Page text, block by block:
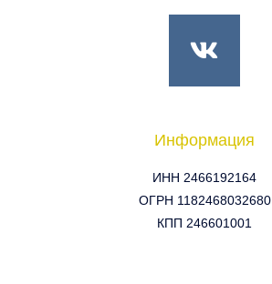
Информация
ИНН 2466192164
ОГРН 1182468032680
КПП 246601001